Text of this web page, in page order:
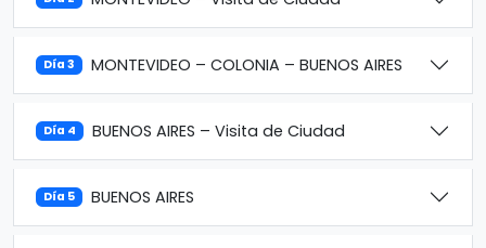
Día 3 MONTEVIDEO – COLONIA – BUENOS AIRES
Día 4 BUENOS AIRES – Visita de Ciudad
Día 5 BUENOS AIRES